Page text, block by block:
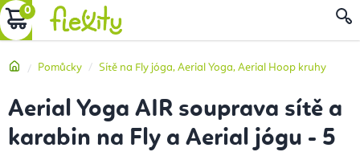
Přejít
na
NÁKUPNÍ
DomůPomůcky Sítě na Fly jóga, Aerial Yoga, Aerial Hoop kruhy
Aerial Yoga AIR souprava sítě a
karabin na Fly a Aerial jógu - 5